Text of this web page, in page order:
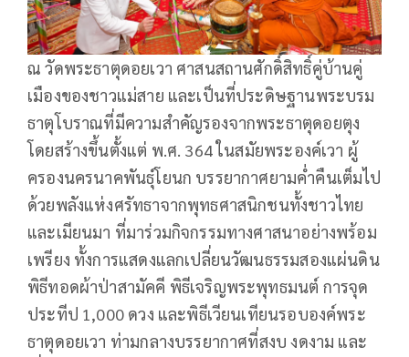
ณ วัดพระธาตุดอยเวา ศาสนสถานศักดิ์สิทธิ์คู่บ้านคู่
เมืองของชาวแม่สาย และเป็นที่ประดิษฐานพระบรม
ธาตุโบราณที่มีความสำคัญรองจากพระธาตุดอยตุง
โดยสร้างขึ้นตั้งแต่ พ.ศ. 364 ในสมัยพระองค์เวา ผู้
ครองนครนาคพันธุ์โยนก บรรยากาศยามค่ำคืนเต็มไป
ด้วยพลังแห่งศรัทธาจากพุทธศาสนิกชนทั้งชาวไทย
และเมียนมา ที่มาร่วมกิจกรรมทางศาสนาอย่างพร้อม
เพรียง ทั้งการแสดงแลกเปลี่ยนวัฒนธรรมสองแผ่นดิน
พิธีทอดผ้าป่าสามัคคี พิธีเจริญพระพุทธมนต์ การจุด
ประทีป 1,000 ดวง และพิธีเวียนเทียนรอบองค์พระ
ธาตุดอยเวา ท่ามกลางบรรยากาศที่สงบ งดงาม และ